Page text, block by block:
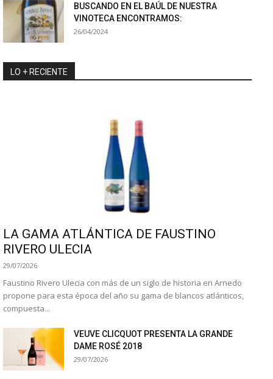
BUSCANDO EN EL BAÚL DE NUESTRA
VINOTECA ENCONTRAMOS:
26/04/2024
LO + RECIENTE
LA GAMA ATLÁNTICA DE FAUSTINO
RIVERO ULECIA
29/07/2026
Faustino Rivero Ulecia con más de un siglo de historia en Arnedo
propone para esta época del año su gama de blancos atlánticos,
compuesta...
VEUVE CLICQUOT PRESENTA LA GRANDE
DAME ROSÉ 2018
29/07/2026